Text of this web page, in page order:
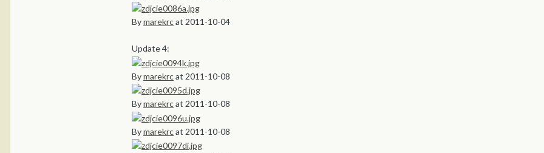
Bymarekrcat 2011-10-04
Update 4:
Bymarekrcat 2011-10-08
Bymarekrcat 2011-10-08
Bymarekrcat 2011-10-08